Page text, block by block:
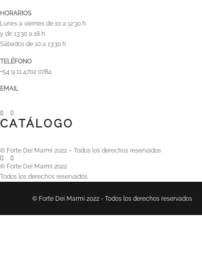
HORARIOS
Lunes a viernes de 10 a 12:30 h
y de 13:30 a 18 h.
Sábados de 10 a 13:30 h
TELÉFONO
+54 9 11 4702 0784
EMAIL
CATÁLOGO
© Forte Dei Marmi 2022 – Todos los derechos reservados
© Forte Dei Marmi 2022
Todos los derechos reservados
© Forte Dei Marmi 2022 - Todos los derechos reservados